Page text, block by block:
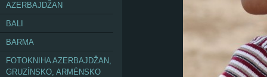
AZERBAJDŽAN
BALI
BARMA
FOTOKNIHA AZERBAJDŽAN,
GRUZÍNSKO, ARMÉNSKO